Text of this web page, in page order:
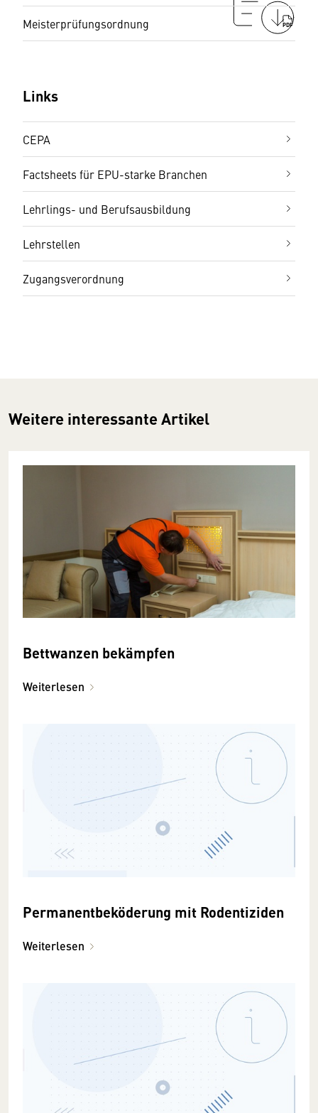
Meisterprüfungsordnung PDF
Links
CEPA
Factsheets für EPU-starke Branchen
Lehrlings- und Berufsausbildung
Lehrstellen
Zugangsverordnung
Weitere interessante Artikel
Bettwanzen bekämpfen
Weiterlesen
Permanentbeköderung mit Rodentiziden
Weiterlesen